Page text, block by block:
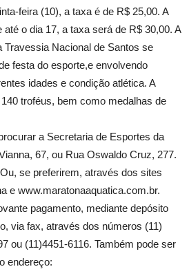
feira (10), a taxa é de R$ 25,00. A
até o dia 17, a taxa será de R$ 30,00. A
Travessia Nacional de Santos se
festa do esporte,e envolvendo
idades e condição atlética. A
troféus, bem como medalhas de
a Secretaria de Esportes da
67, ou Rua Oswaldo Cruz, 277.
se preferirem, através dos sites
e www.maratonaaquatica.com.br.
pagamento, mediante depósito
via fax, através dos números (11)
ou (11)4451-6116. Também pode ser
endereço: